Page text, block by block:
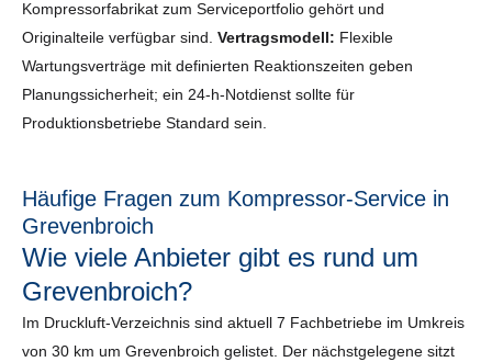
Kompressorfabrikat zum Serviceportfolio gehört und
Originalteile verfügbar sind. Vertragsmodell: Flexible
Wartungsverträge mit definierten Reaktionszeiten geben
Planungssicherheit; ein 24-h-Notdienst sollte für
Produktionsbetriebe Standard sein.
Häufige Fragen zum Kompressor-Service in
Grevenbroich
Wie viele Anbieter gibt es rund um
Grevenbroich?
Im Druckluft-Verzeichnis sind aktuell 7 Fachbetriebe im Umkreis
von 30 km um Grevenbroich gelistet. Der nächstgelegene sitzt